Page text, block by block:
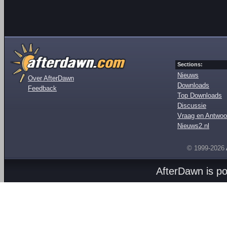
Over AfterDawn
Feedback
Sections:
Nieuws
Downloads
Top Downloads
Discussie
Vraag en
Nieuws2.nl
© 1999-2026
AfterDawn is